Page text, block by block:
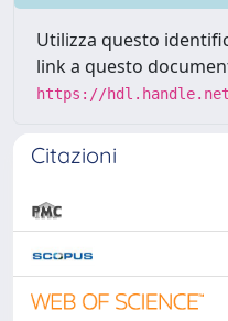
Utilizza questo
link a questo
https://
Citazioni